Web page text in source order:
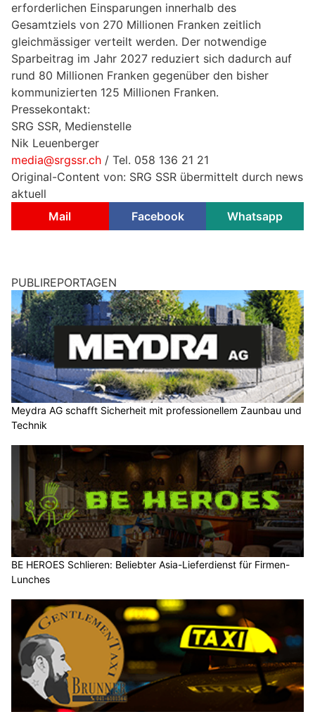
erforderlichen Einsparungen innerhalb des
Gesamtziels von 270 Millionen Franken zeitlich
gleichmässiger verteilt werden. Der notwendige
Sparbeitrag im Jahr 2027 reduziert sich dadurch auf
rund 80 Millionen Franken gegenüber den bisher
kommunizierten 125 Millionen Franken.
Pressekontakt:
SRG SSR, Medienstelle
Nik Leuenberger
media@srgssr.ch / Tel. 058 136 21 21
Original-Content von: SRG SSR übermittelt durch news
aktuell
Mail
Facebook Whatsapp
PUBLIREPORTAGEN
Meydra AG schafft Sicherheit mit professionellem Zaunbau und
Technik
BE HEROES Schlieren: Beliebter Asia-Lieferdienst für Firmen-
Lunches